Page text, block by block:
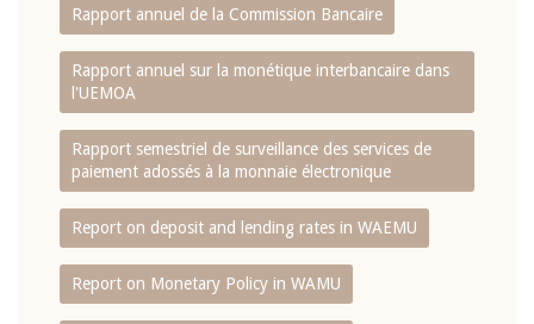
Rapport annuel de la Commission Bancaire
Rapport annuel sur la monétique interbancaire dans
l'UEMOA
Rapport semestriel de surveillance des services de
paiement adossés à la monnaie électronique
Report on deposit and lending rates in WAEMU
Report on Monetary Policy in WAMU